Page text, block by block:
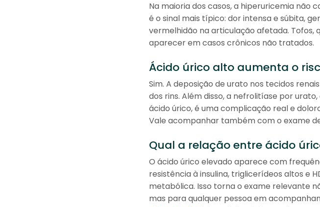
Na maioria dos casos, a hiperuricemia não
é o sinal mais típico: dor intensa e súbita,
vermelhidão na articulação afetada. Tofos,
aparecer em casos crônicos não tratados.
Ácido úrico alto aumenta o
Sim. A deposição de urato nos tecidos
dos rins. Além disso, a nefrolitíase por
ácido úrico, é uma complicação real e
Vale acompanhar também com o exame
Qual a relação entre ácido
O ácido úrico elevado aparece com
resistência à insulina, triglicerídeos altos e
metabólica. Isso torna o exame relevante
mas para qualquer pessoa em